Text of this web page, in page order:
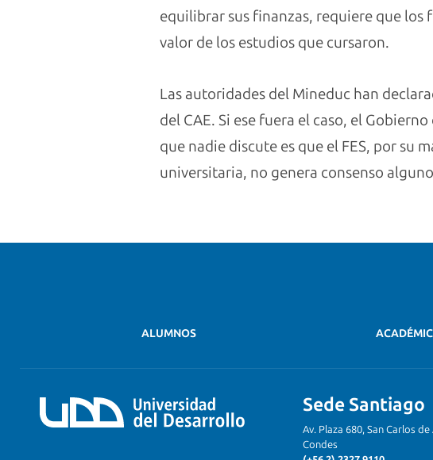
equilibrar sus finanzas, requiere que los
valor de los estudios que cursaron.
Las autoridades del Mineduc han
del CAE. Si ese fuera el caso, el
que nadie discute es que el FES, por su
universitaria, no genera consenso
ALUMNOS
Sede Santiago
Av. Plaza 680, San Carlos
Condes